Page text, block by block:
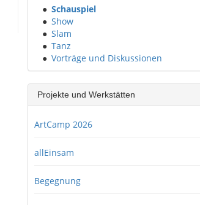
● Schauspiel
● Show
● Slam
● Tanz
● Vorträge und Diskussionen
Projekte und Werkstätten
ArtCamp 2026
allEinsam
Begegnung